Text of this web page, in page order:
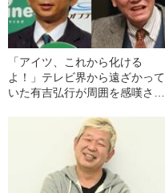
「アイツ、これから化ける
よ！」テレビ界から遠ざかって
いた有吉弘行が周囲を感嘆させ